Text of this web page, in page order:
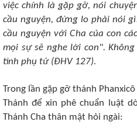
việc chính là gặp gỡ, nói
cầu nguyện, đừng lo phải nói
cầu nguyện với Cha của con
mọi sự sẽ nghe lời con".
tình phụ tử (ÐHV 127).
Trong lần gặp gỡ thánh
Thánh để xin phê chuẩn luật
Thánh Cha thân mật hỏi ngài: